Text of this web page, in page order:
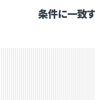
条件に一致